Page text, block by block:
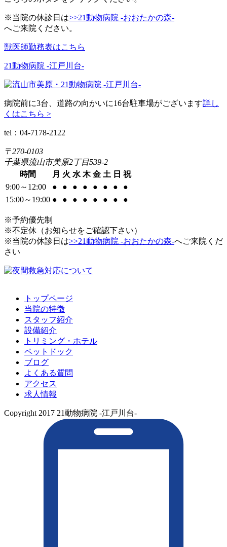
※当院の休診日は>>21動物病院 -おおたかの森-
へご来院ください。
獣医師勤務表はこちら
21動物病院 -江戸川台-
病院前に3台、道路の向かいに16台駐車場がございます詳し
くはこちら >
tel：04-7178-2122
〒270-0103
千葉県流山市美原2丁目539-2
時間
月 火 水 木 金 土 日 祝
9:00～12:00
● ● ● ● ● ● ●
●
15:00～19:00 ● ● ● ● ● ● ● ●
※予約優先制
※不定休（お知らせをご確認下さい）
※当院の休診日は>>21動物病院 -おおたかの森-へご来院くだ
さい
トップページ
当院の特徴
スタッフ紹介
設備紹介
トリミング・ホテル
ペットドック
ブログ
よくある質問
アクセス
求人情報
Copyright 2017 21動物病院 -江戸川台-